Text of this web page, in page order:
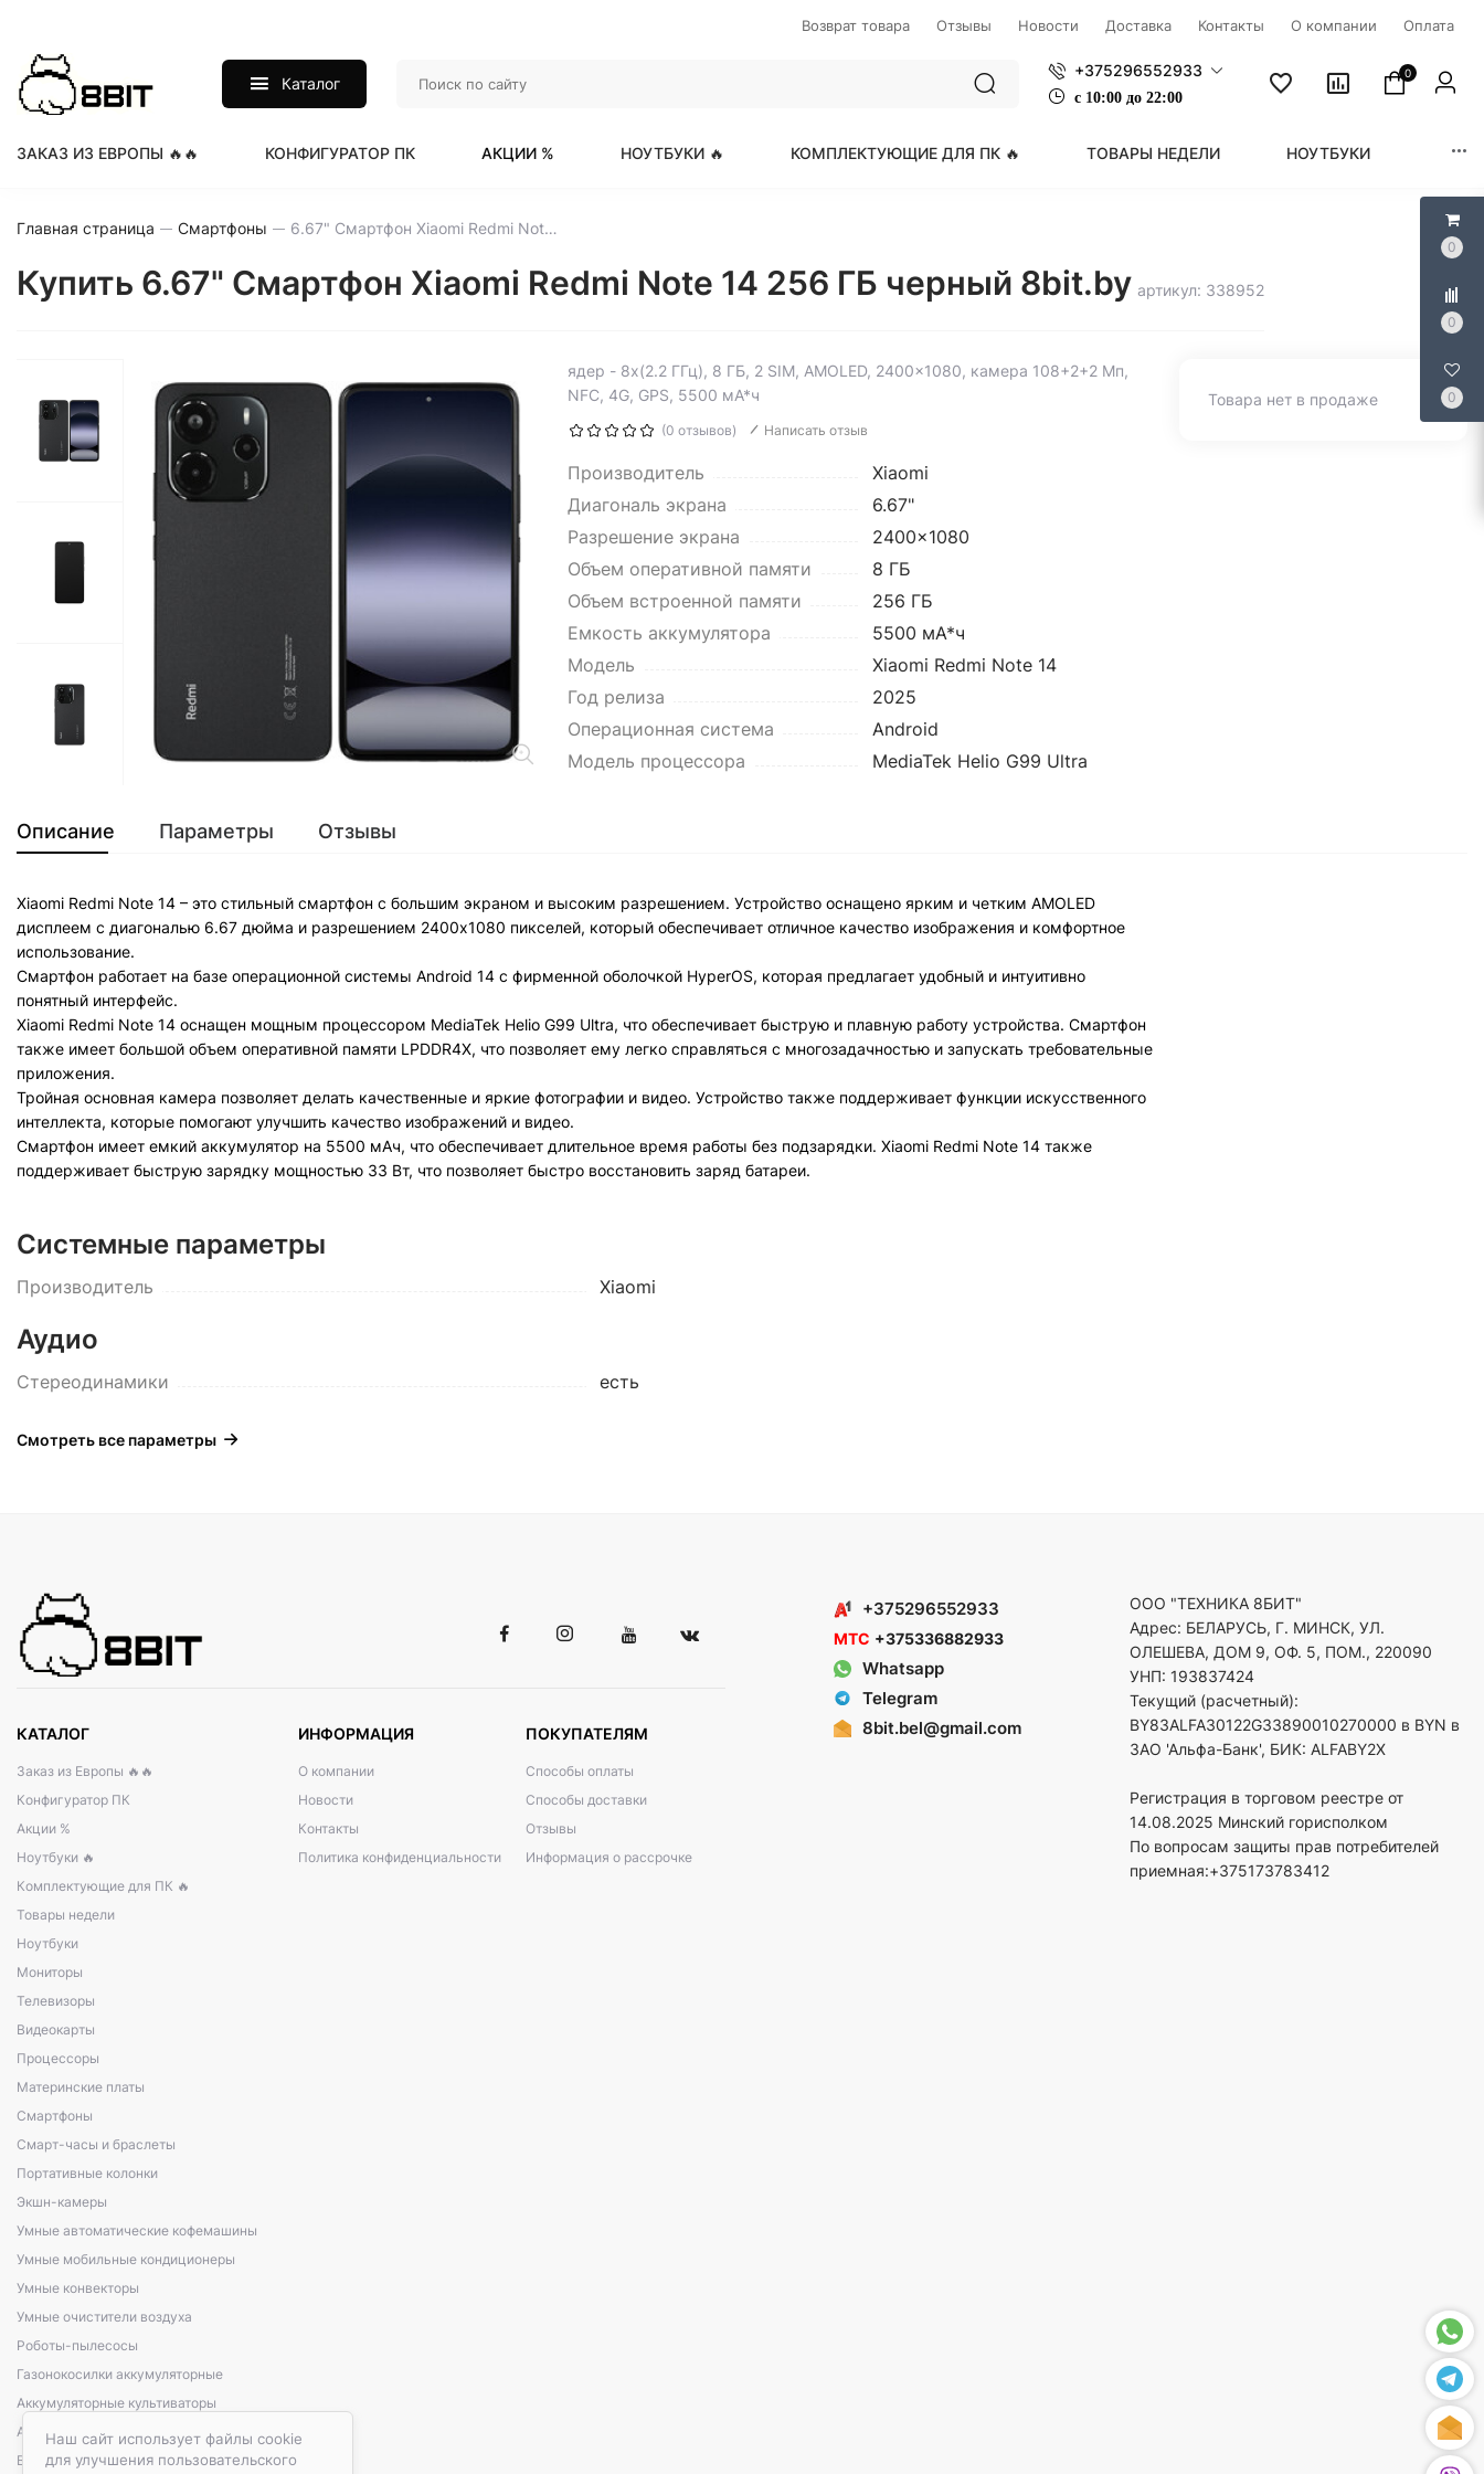
0
0
0
Наш сайт использует файлы cookie
для улучшения пользовательского
Возврат товара Отзывы Новости Доставка Контакты О компании Оплата
Каталог
+375296552933
с 1 0:00 до 22:00
0
ЗАКАЗ ИЗ ЕВРОПЫ 🔥🔥 КОНФИГУРАТОР ПК АКЦИИ % НОУТБУКИ 🔥 КОМПЛЕКТУЮЩИЕ ДЛЯ ПК 🔥 ТОВАРЫ НЕДЕЛИ НОУТБУКИ
Главная страница Смартфоны 6.67" Смартфон Xiaomi Redmi Note 14 256 ГБ черный
Купить 6.67" Смартфон Xiaomi Redmi Note 14 256 ГБ черный 8bit.by артикул: 338952
ядер - 8x(2.2 ГГц), 8 ГБ, 2 SIM, AMOLED, 2400x1080, камера 108+2+2 Мп,
NFC, 4G, GPS, 5500 мА*ч
(0 отзывов) Написать отзыв
Производитель
Xiaomi
Диагональ экрана
6.67"
Разрешение экрана
2400x1080
Объем оперативной памяти
8 ГБ
Объем встроенной памяти
256 ГБ
Емкость аккумулятора
5500 мА*ч
Модель
Xiaomi Redmi Note 14
Год релиза
2025
Операционная система
Android
Модель процессора
MediaTek Helio G99 Ultra
Товара нет в продаже
Описание Параметры Отзывы
Xiaomi Redmi Note 14 – это стильный смартфон с большим экраном и высоким разрешением. Устройство оснащено ярким и четким AMOLED
дисплеем с диагональю 6.67 дюйма и разрешением 2400x1080 пикселей, который обеспечивает отличное качество изображения и комфортное
использование.
Смартфон работает на базе операционной системы Android 14 с фирменной оболочкой HyperOS, которая предлагает удобный и интуитивно
понятный интерфейс.
Xiaomi Redmi Note 14 оснащен мощным процессором MediaTek Helio G99 Ultra, что обеспечивает быструю и плавную работу устройства. Смартфон
также имеет большой объем оперативной памяти LPDDR4X, что позволяет ему легко справляться с многозадачностью и запускать требовательные
приложения.
Тройная основная камера позволяет делать качественные и яркие фотографии и видео. Устройство также поддерживает функции искусственного
интеллекта, которые помогают улучшить качество изображений и видео.
Смартфон имеет емкий аккумулятор на 5500 мАч, что обеспечивает длительное время работы без подзарядки. Xiaomi Redmi Note 14 также
поддерживает быструю зарядку мощностью 33 Вт, что позволяет быстро восстановить заряд батареи.
Системные параметры
Производитель Xiaomi
Аудио
Стереодинамики есть
Смотреть все параметры
КАТАЛОГ
Заказ из Европы 🔥🔥
Конфигуратор ПК
Акции %
Ноутбуки 🔥
Комплектующие для ПК 🔥
Товары недели
Ноутбуки
Мониторы
Телевизоры
Видеокарты
Процессоры
Материнские платы
Смартфоны
Смарт-часы и браслеты
Портативные колонки
Экшн-камеры
Умные автоматические кофемашины
Умные мобильные кондиционеры
Умные конвекторы
Умные очистители воздуха
Роботы-пылесосы
Газонокосилки аккумуляторные
Аккумуляторные культиваторы
Аккумуляторные кусторезы, сучкорезы
Варочные панели электрические
ИНФОРМАЦИЯ
О компании
Новости
Контакты
Политика конфиденциальности
ПОКУПАТЕЛЯМ
Способы оплаты
Способы доставки
Отзывы
Информация о рассрочке
+375296552933
МТС +375336882933
Whatsapp
Telegram
8bit.bel@gmail.com
ООО "ТЕХНИКА 8БИТ"
Адрес: БЕЛАРУСЬ, Г. МИНСК, УЛ.
ОЛЕШЕВА, ДОМ 9, ОФ. 5, ПОМ., 220090
УНП: 193837424
Текущий (расчетный):
BY83ALFA30122G33890010270000 в BYN в
ЗАО 'Альфа-Банк', БИК: ALFABY2X
Регистрация в торговом реестре от
14.08.2025 Минский горисполком
По вопросам защиты прав потребителей
приемная:+375173783412